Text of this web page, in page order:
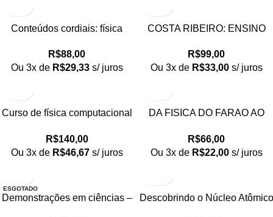
Conteúdos cordiais: física
sem mordaça
R$88,00
Ou 3x de R$29,33 s/ juros
COSTA RIBEIRO: ENSINO
DESENVOLVIMENTO DA
FISICA NO BRASIL
R$99,00
Ou 3x de R$33,00 s/ juros
Curso de física computacional
físicos
R$140,00
Ou 3x de R$46,67 s/ juros
DA FISICA DO FARAO AO
Experimentos e
de Física
R$66,00
Ou 3x de R$22,00 s/ juros
ESGOTADO
Demonstrações em ciências –
Descobrindo o Núcleo Atômico